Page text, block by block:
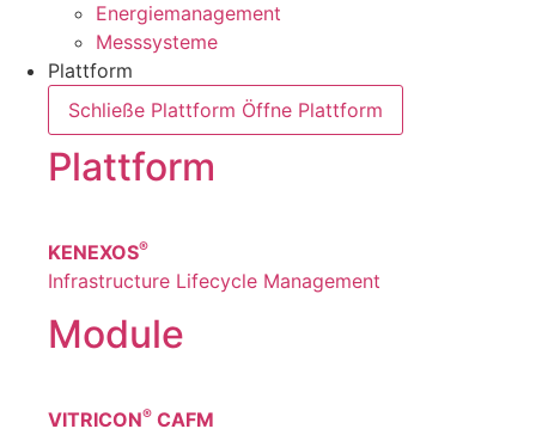
Energiemanagement
Messsysteme
Plattform
Schließe Plattform Öffne Plattform
Plattform
KENEXOS®
Infrastructure Lifecycle Management
Module
VITRICON® CAFM